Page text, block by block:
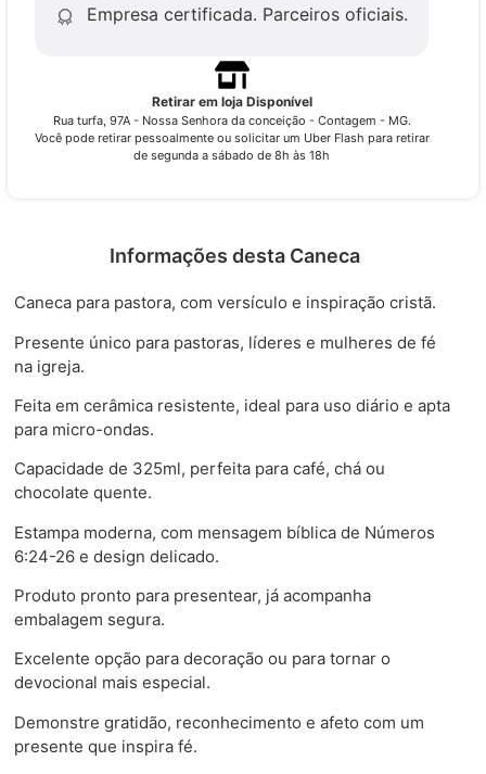
Empresa certificada. Parceiros oficiais.
Retirar em loja Disponível
Rua turfa, 97A - Nossa Senhora da conceição - Contagem - MG.
Você pode retirar pessoalmente ou solicitar um Uber Flash para retirar
de segunda a sábado de 8h às 18h
Informações desta Caneca
Caneca para pastora, com versículo e inspiração cristã.
Presente único para pastoras, líderes e mulheres de fé
na igreja.
Feita em cerâmica resistente, ideal para uso diário e apta
para micro-ondas.
Capacidade de 325ml, perfeita para café, chá ou
chocolate quente.
Estampa moderna, com mensagem bíblica de Números
6:24-26 e design delicado.
Produto pronto para presentear, já acompanha
embalagem segura.
Excelente opção para decoração ou para tornar o
devocional mais especial.
Demonstre gratidão, reconhecimento e afeto com um
presente que inspira fé.